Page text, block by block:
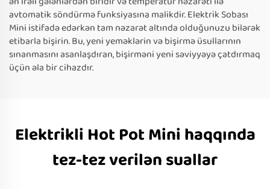
avtomatik söndürmə funksiyasına malikdir. Elektrik Sobası
Mini istifadə edərkən tam nəzarət altında olduğunuzu bilərək
etibarla bişirin. Bu, yeni yeməklərin və bişirmə üsullarının
sınanmasını asanlaşdıran, bişirməni yeni səviyyəyə çatdırmaq
üçün əla bir cihazdır.
Elektrikli Hot Pot Mini haqqında
tez-tez verilən suallar